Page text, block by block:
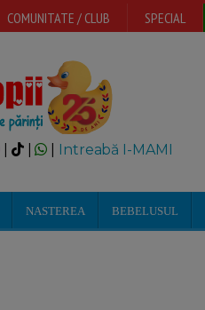
COMUNITATE / CLUB SPECIAL
| Intreabă I-MAMI
NASTEREA BEBELUSUL